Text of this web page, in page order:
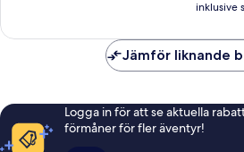
inklusive
Jämför liknande
Logga in för att se aktuella
förmåner för fler äventyr!